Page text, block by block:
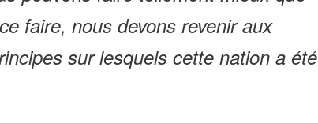
faire, nous devons revenir aux
sur lesquels cette nation a été